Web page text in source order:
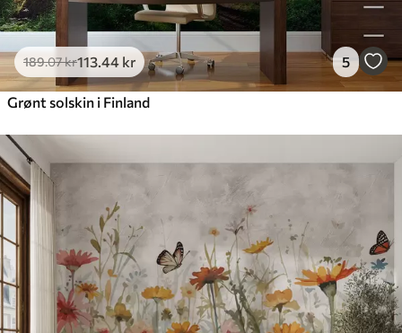
189.07kr113 .44 kr 5
Grønt solskin i Finland